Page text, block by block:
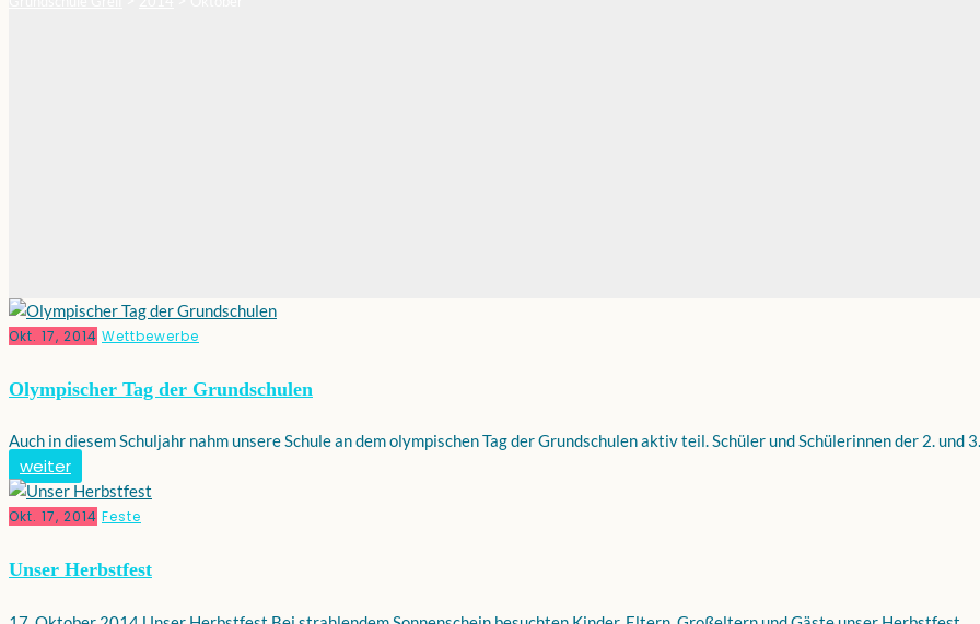
Okt. 17, 2014 Wettbewerbe
Olympischer Tag der Grundschulen
Auch in diesem Schuljahr nahm unsere Schule an dem olympischen Tag der Grundschulen aktiv teil. Schüler und Schülerinnen der 2. und
weiter
Okt. 17, 2014 Feste
Unser Herbstfest